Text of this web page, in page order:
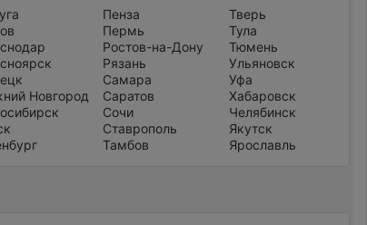
Новгород
Пенза
Пермь
Ростов-на-Дону
Рязань
Самара
Саратов
Сочи
Ставрополь
Тамбов
Тверь
Тула
Тюмень
Ульяновск
Уфа
Хабаровск
Челябинск
Якутск
Ярославль